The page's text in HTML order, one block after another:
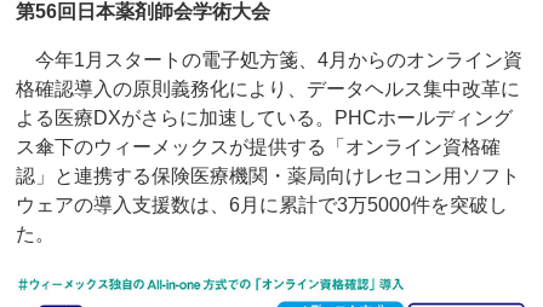
第56回日本薬剤師会学術大会
今年1月スタートの電子処方箋、4月からのオンライン資
格確認導入の原則義務化により、データヘルス集中改革に
よる医療DXがさらに加速している。PHCホールディング
ス傘下のウィーメックスが提供する「オンライン資格確
認」と連携する保険医療機関・薬局向けレセコン用ソフト
ウェアの導入支援数は、6月に累計で3万5000件を突破し
た。